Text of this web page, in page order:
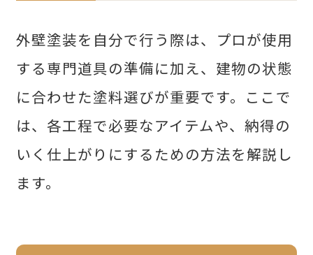
外壁塗装を自分で行う際は、プロが使用
する専門道具の準備に加え、建物の状態
に合わせた塗料選びが重要です。ここで
は、各工程で必要なアイテムや、納得の
いく仕上がりにするための方法を解説し
ます。